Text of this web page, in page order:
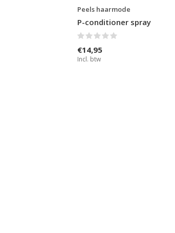
Peels haarmode
P-conditioner spray
€14,95
Incl. btw